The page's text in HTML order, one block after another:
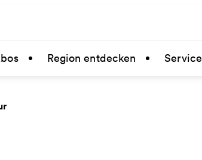
Region entdecken Service